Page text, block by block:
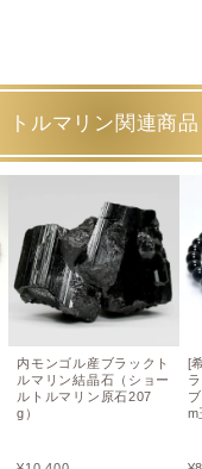
トルマリン関連商品
内モンゴル産ブラックト
ルマリン結晶石（ショー
ルトルマリン原石207
g）
[
m